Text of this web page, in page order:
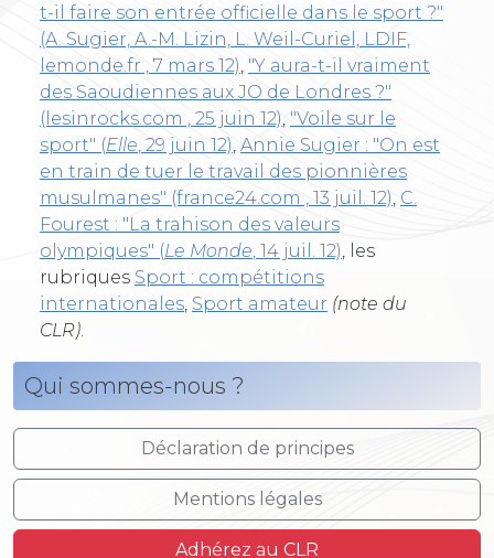
t-il faire son entrée officielle dans le sport ?"
(A. Sugier, A.-M. Lizin, L. Weil-Curiel, LDIF,
lemonde.fr , 7 mars 12) "Y aura-t-il vraiment
des Saoudiennes aux JO de Londres ?"
(lesinrocks.com , 25 juin 12) "Voile sur le
sport" (Elle , 29 juin 12) Annie Sugier : "On est
en train de tuer le travail des pionnières
musulmanes" (france24.com , 13 juil. 12) C.
Fourest : "La trahison des valeurs
olympiques" (Le Monde , 14 juil. 12)
, les
rubriques Sport : compétitions
internationales Sport amateur (note du
CLR)
Qui sommes-nous ?
Déclaration de principes
Mentions légales
Adhérez au CLR